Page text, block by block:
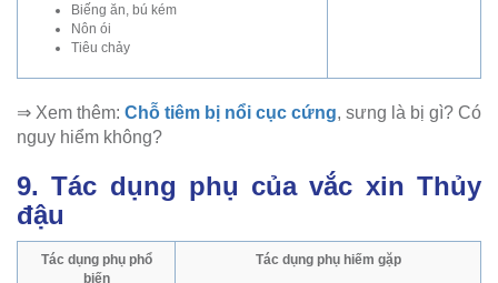
Biếng ăn, bú kém
Nôn ói
Tiêu chảy
⇒ Xem thêm: Chỗ tiêm bị nổi cục cứng, sưng là bị gì? Có
nguy hiểm không?
9. Tác dụng phụ của vắc xin Thủy
đậu
Tác dụng phụ phổ
biến
Tác dụng phụ hiếm gặp